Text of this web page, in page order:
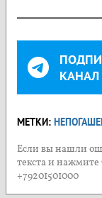
КАНАЛ
МЕТКИ:
Если вы нашли
текста и
+79201501000